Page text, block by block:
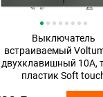
Выключатель
встраиваемый
двухклавишный 10А,
пластик Soft